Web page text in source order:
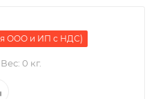
ООО и ИП с НДС)
Вес: 0 кг.